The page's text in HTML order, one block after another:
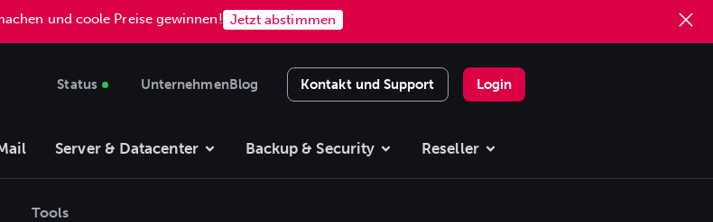
und coole Preise gewinnen! Jetzt abstimmen
Status UnternehmenBlog Kontakt und Support Login
Server & Datacenter Backup & Security Reseller
Tools